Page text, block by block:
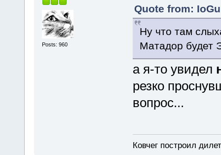
Posts: 960
Quote from:
Ну что там
Матадор будет
а я-то увидел
резко
вопрос...
Ковчег построил